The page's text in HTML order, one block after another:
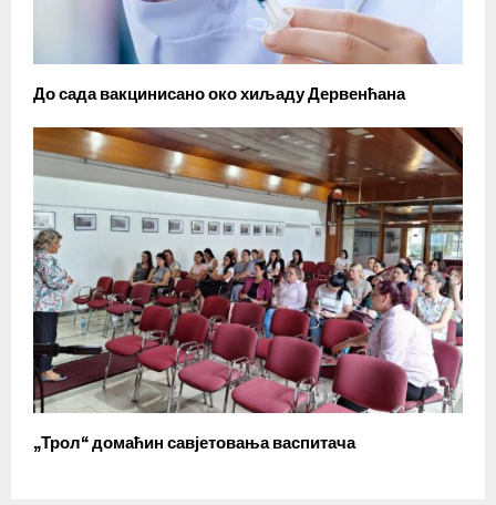
До сада вакцинисано око хиљаду Дервенћана
„Трол“ домаћин савјетовања васпитача